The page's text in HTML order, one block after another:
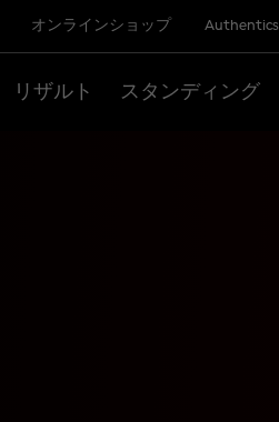
オンラインショップ Authentics
リザルト スタンディング